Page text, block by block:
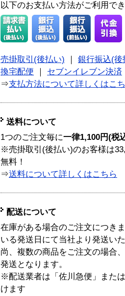
以下のお支払い方法がご利用で
売掛取引(後払い)
銀行振込(後
換宅配便
セブンイレブン決済
⇒支払方法について詳しくはこ
送料について
1つのご注文毎に一律1,100円(税
※売掛取引(後払い)のお客様は
無料！
⇒送料について詳しくはこちら
配送について
在庫がある場合のご注文につき
いる発送日にて当社より発送い
尚、複数の商品をご注文の場合
発送となります。
※配送業者は「佐川急便」また
けます